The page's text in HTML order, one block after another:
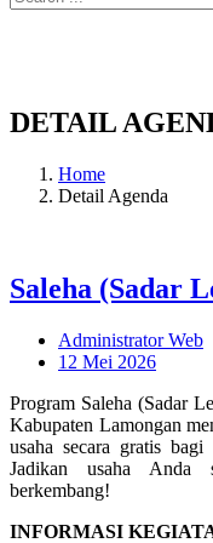
DETAIL
Home
Detail Agenda
Saleha (Sadar
Administrator Web
12 Mei 2026
Program Saleha (Sadar
Kabupaten Lamongan
usaha secara gratis
Jadikan usaha Anda
berkembang!
INFORMASI